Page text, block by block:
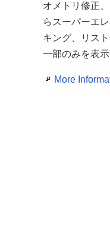
オメトリ修正
らスーパーエ
キング、リス
一部のみを表
More